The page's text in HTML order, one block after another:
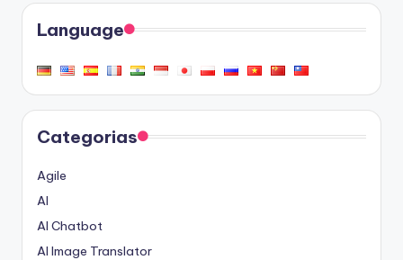
Language
Categorias
Agile
AI
AI Chatbot
AI Image Translator